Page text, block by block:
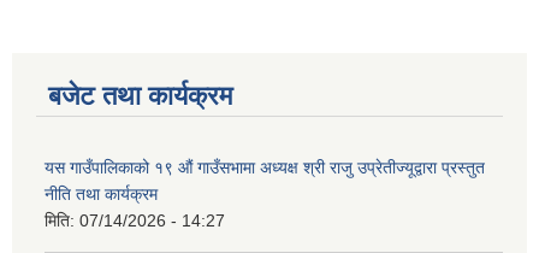
बजेट तथा कार्यक्रम
यस गाउँपालिकाको १९ औं गाउँसभामा अध्यक्ष श्री राजु उप्रेतीज्यूद्वारा प्रस्तुत
नीति तथा कार्यक्रम
मिति: 07/14/2026 - 14:27